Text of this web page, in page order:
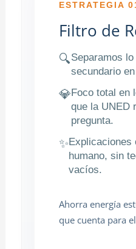
ESTRATEGIA
Filtro de
🔍Separamos
secundario
💎Foco total en
que la UNED
pregunta.
✨Explicaciones
humano, sin
vacíos.
Ahorra energía
que cuenta para